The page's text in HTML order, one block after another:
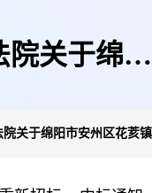
院关于绵阳
关于绵阳市安州区花荄